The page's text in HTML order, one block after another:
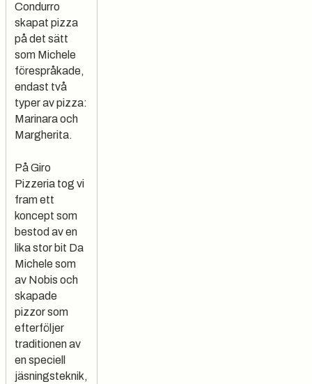
Condurro
skapat pizza
på det sätt
som Michele
förespråkade,
endast två
typer av pizza:
Marinara och
Margherita.
På Giro
Pizzeria tog vi
fram ett
koncept som
bestod av en
lika stor bit Da
Michele som
av Nobis och
skapade
pizzor som
efterföljer
traditionen av
en speciell
jäsningsteknik,